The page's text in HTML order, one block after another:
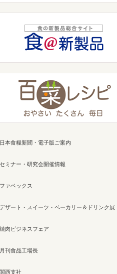
日本食糧新聞・電子版ご案内
セミナー・研究会開催情報
ファベックス
デザート・スイーツ・ベーカリー＆ドリンク展
焼肉ビジネスフェア
月刊食品工場長
関西支社